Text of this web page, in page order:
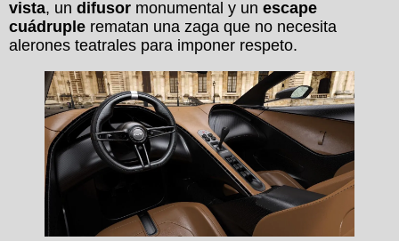
vista, un difusor monumental y un escape
cuádruple rematan una zaga que no necesita
alerones teatrales para imponer respeto.